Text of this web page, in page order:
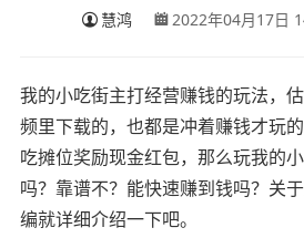
慧鸿 2022年04月17日
我的小吃街主打经营赚钱的玩法，
频里下载的，也都是冲着赚钱才玩
吃摊位奖励现金红包，那么玩我的
吗？靠谱不？能快速赚到钱吗？关
编就详细介绍一下吧。